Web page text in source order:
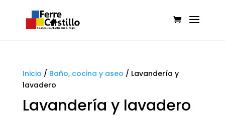
Inicio / Baño, cocina y aseo / Lavandería y
lavadero
Lavandería y lavadero